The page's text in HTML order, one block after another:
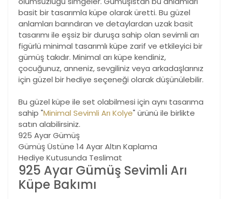
basit bir tasarımla küpe olarak üretti. Bu güzel
anlamları barındıran ve detaylardan uzak basit
tasarımı ile eşsiz bir duruşa sahip olan sevimli arı
figürlü minimal tasarımlı küpe zarif ve etkileyici bir
gümüş takıdır. Minimal arı küpe kendiniz,
çocuğunuz, anneniz, sevgiliniz veya arkadaşlarınız
için güzel bir hediye seçeneği olarak düşünülebilir.
Bu güzel küpe ile set olabilmesi için aynı tasarıma
sahip "Minimal Sevimli Arı Kolye" ürünü ile birlikte
satın alabilirsiniz.
925 Ayar Gümüş
Gümüş Üstüne 14 Ayar Altın Kaplama
Hediye Kutusunda Teslimat
925 Ayar Gümüş Sevimli Arı
Küpe Bakımı